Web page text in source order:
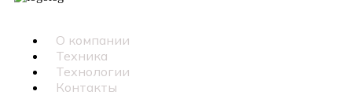
О компании
Техника
Технологии
Контакты